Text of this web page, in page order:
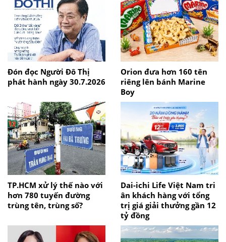
Đón đọc Người Đô Thị
phát hành ngày 30.7.2026
Orion đưa hơn 160 tên
riêng lên bánh Marine
Boy
TP.HCM xử lý thế nào với
hơn 780 tuyến đường
trùng tên, trùng số?
Dai-ichi Life Việt Nam tri
ân khách hàng với tổng
trị giá giải thưởng gần 12
tỷ đồng